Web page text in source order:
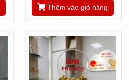
Thêm vào giỏ hàng